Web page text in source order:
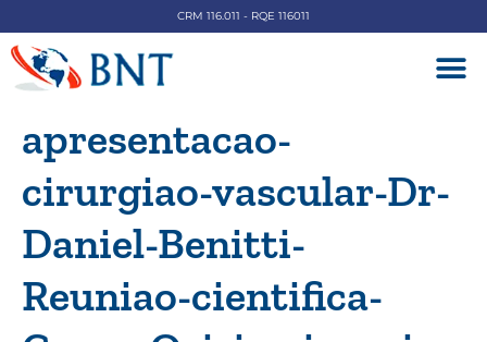
CRM 116.011 - RQE 116011
apresentacao-
cirurgiao-vascular-Dr-
Daniel-Benitti-
Reuniao-cientifica-